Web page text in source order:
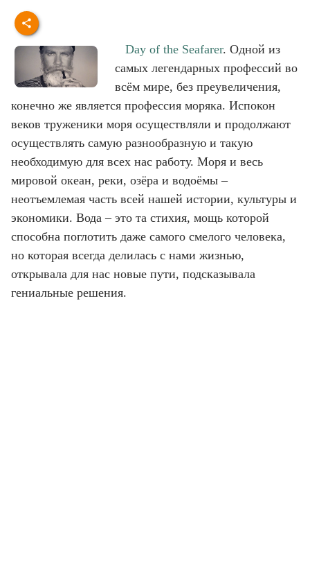
Day of the Seafarer. Одной из
самых легендарных профессий во
всём мире, без преувеличения,
конечно же является профессия моряка. Испокон
веков труженики моря осуществляли и продолжают
осуществлять самую разнообразную и такую
необходимую для всех нас работу. Моря и весь
мировой океан, реки, озёра и водоёмы –
неотъемлемая часть всей нашей истории, культуры и
экономики. Вода – это та стихия, мощь которой
способна поглотить даже самого смелого человека,
но которая всегда делилась с нами жизнью,
открывала для нас новые пути, подсказывала
гениальные решения.